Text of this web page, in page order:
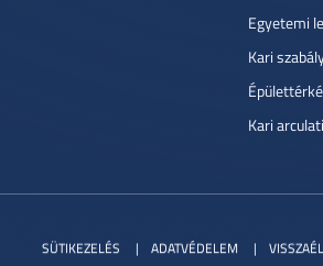
Egyetemi
Kari
Kari
SÜTIKEZELÉS ADATVÉDELEM